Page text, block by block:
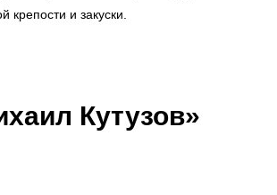
крепости и закуски.
Кутузов»